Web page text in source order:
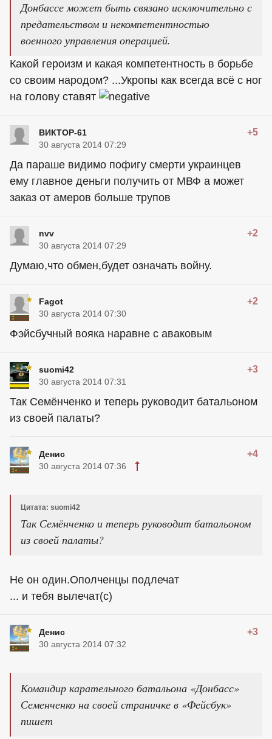
Донбассе может быть связано исключительно с
предательством и некомпетентностью
военного управления операцией.
Какой героизм и какая компетентность в борьбе
со своим народом? ...Укропы как всегда всё с ног
на голову ставят
ВИКТОР-61 +5
30 августа 2014 07:29
Да параше видимо пофигу смерти украинцев
ему главное деньги получить от МВФ а может
заказ от амеров больше трупов
nvv +2
30 августа 2014 07:29
Думаю,что обмен,будет означать войну.
Fagot +2
30 августа 2014 07:30
Фэйсбучный вояка наравне с аваковым
suomi42 +3
30 августа 2014 07:31
Так Семёнченко и теперь руководит батальоном
из своей палаты?
Денис +4
30 августа 2014 07:36
Цитата: suomi42
Так Семёнченко и теперь руководит батальоном
из своей палаты?
Не он один.Ополченцы подлечат
... и тебя вылечат(с)
Денис +3
30 августа 2014 07:32
Командир карательного батальона «Донбасс»
Семенченко на своей страничке в «Фейсбук»
пишет